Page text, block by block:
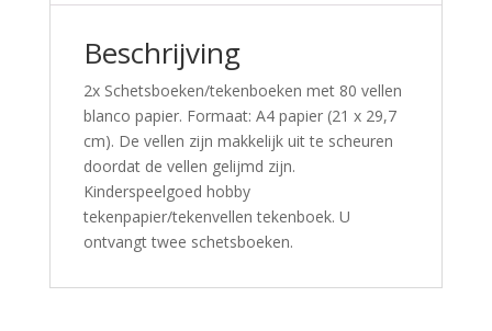
Beschrijving
2x Schetsboeken/tekenboeken met 80 vellen
blanco papier. Formaat: A4 papier (21 x 29,7
cm). De vellen zijn makkelijk uit te scheuren
doordat de vellen gelijmd zijn.
Kinderspeelgoed hobby
tekenpapier/tekenvellen tekenboek. U
ontvangt twee schetsboeken.